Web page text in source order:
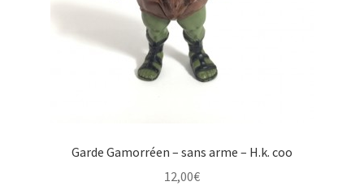
Garde Gamorréen – sans arme – H.k. coo
12,00€